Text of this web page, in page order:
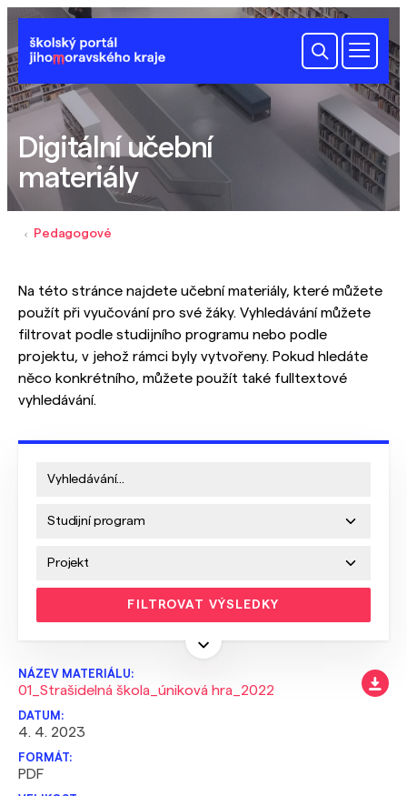
Digitální učební
materiály
Pedagogové
Na této stránce najdete učební materiály, které můžete
použít při vyučování pro své žáky. Vyhledávání můžete
filtrovat podle studijního programu nebo podle
projektu, v jehož rámci byly vytvořeny. Pokud hledáte
něco konkrétního, můžete použít také fulltextové
vyhledávání.
FILTROVAT VÝSLEDKY
01_Strašidelná škola_úniková hra_2022
4. 4. 2023
PDF